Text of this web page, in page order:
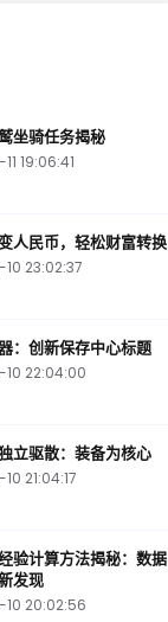
坐骑任务揭秘
19:06:41
人民币，轻松财富转换
23:02:37
：创新保存中心标题
22:04:00
立驱散：装备为核心
21:04:17
验计算方法揭秘：数据
发现
20:02:56